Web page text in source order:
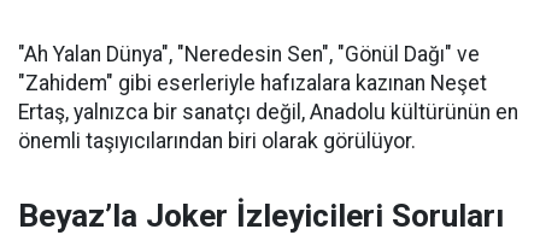
"Ah Yalan Dünya", "Neredesin Sen", "Gönül Dağı" ve
"Zahidem" gibi eserleriyle hafızalara kazınan Neşet
Ertaş, yalnızca bir sanatçı değil, Anadolu kültürünün en
önemli taşıyıcılarından biri olarak görülüyor.
Beyaz’la Joker İzleyicileri Soruları